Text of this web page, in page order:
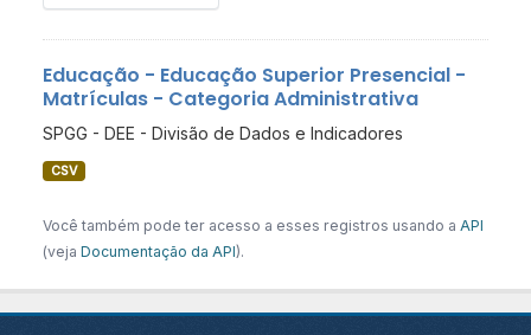
Educação - Educação Superior Presencial -
Matrículas - Categoria Administrativa
SPGG - DEE - Divisão de Dados e Indicadores
CSV
Você também pode ter acesso a esses registros usando a API
(veja Documentação da API).